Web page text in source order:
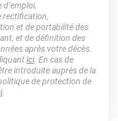
rectification,
et de portabilité des
et de définition des
après votre décès.
ici. En cas de
introduite auprès de la
de protection de
.